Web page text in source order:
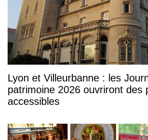
Lyon et Villeurbanne : les
patrimoine 2026 ouvriront des
accessibles